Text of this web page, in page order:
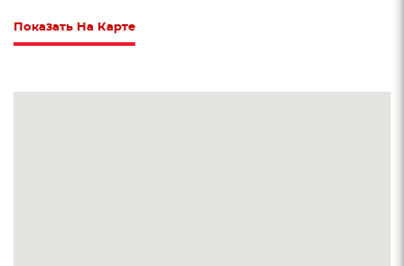
Показать На Карте